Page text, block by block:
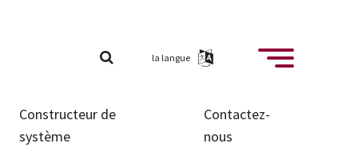
Constructeur de
système
Contactez-
nous
la langue